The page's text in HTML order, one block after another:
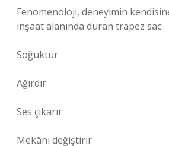
Fenomenoloji, deneyimin
inşaat alanında duran trapez sac:
Soğuktur
Ağırdır
Ses çıkarır
Mekânı değiştirir